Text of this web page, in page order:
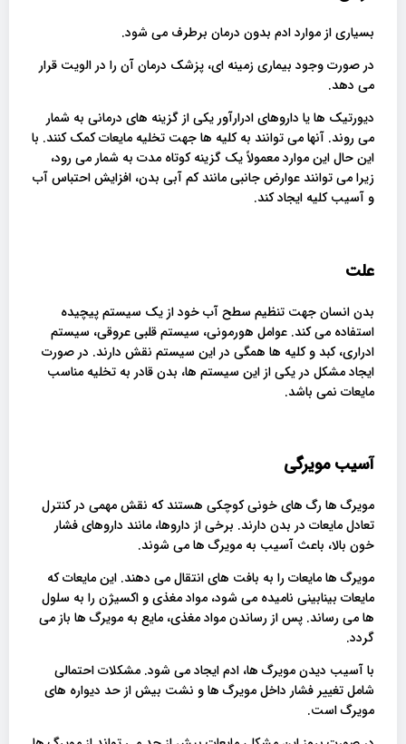
بسیاری از موارد ادم بدون درمان برطرف می شود.
در صورت وجود بیماری زمینه ای، پزشک درمان آن را در الویت قرار
می دهد.
دیورتیک ها یا داروهای ادرارآور یکی از گزینه های درمانی به شمار
می روند. آنها می توانند به کلیه ها جهت تخلیه مایعات کمک کنند. با
این حال این موارد معمولاً یک گزینه کوتاه مدت به شمار می رود،
زیرا می توانند عوارض جانبی مانند کم آبی بدن، افزایش احتباس آب
و آسیب کلیه ایجاد کند.
علت
بدن انسان جهت تنظیم سطح آب خود از یک سیستم پیچیده
استفاده می کند. عوامل هورمونی، سیستم قلبی عروقی، سیستم
ادراری، کبد و کلیه ها همگی در این سیستم نقش دارند. در صورت
ایجاد مشکل در یکی از این سیستم ها، بدن قادر به تخلیه مناسب
مایعات نمی باشد.
آسیب مویرگی
مویرگ ها رگ های خونی کوچکی هستند که نقش مهمی در کنترل
تعادل مایعات در بدن دارند. برخی از داروها، مانند داروهای فشار
خون بالا، باعث آسیب به مویرگ ها می شوند.
مویرگ ها مایعات را به بافت های انتقال می دهند. این مایعات که
مایعات بینابینی نامیده می شود، مواد مغذی و اکسیژن را به سلول
ها می رساند. پس از رساندن مواد مغذی، مایع به مویرگ ها باز می
گردد.
با آسیب دیدن مویرگ ها، ادم ایجاد می شود. مشکلات احتمالی
شامل تغییر فشار داخل مویرگ ها و نشت بیش از حد دیواره های
مویرگ است.